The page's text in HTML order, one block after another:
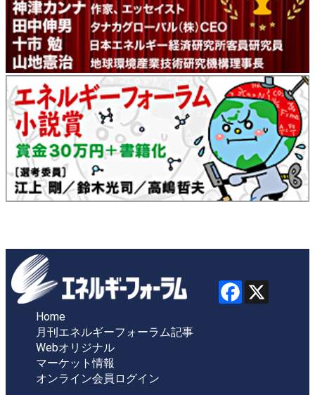
Home
月刊エネルギーフォーラム記事
Webオリジナル
マーケット情報
オンライン会員ログイン